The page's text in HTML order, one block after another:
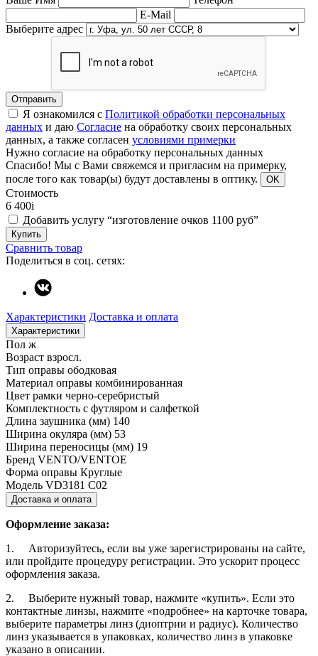
E-Mail
Выберите адрес
Отправить
Я ознакомился с Политикой обработки персональных
данных и даю Согласие на обработку своих персональных
данных, а также согласен условиями примерки
Нужно согласие на обработку персональных данных
Спасибо! Мы с Вами свяжемся и пригласим на примерку,
после того как товар(ы) будут доставлены в оптику.
OK
Стоимость
6 400i
Добавить услугу “изготовление очков 1100 руб”
Купить
Сравнить товар
Поделиться в соц. сетях:
Характеристики Доставка и оплата
Характеристики
Пол ж
Возраст взросл.
Тип оправы ободковая
Материал оправы комбинированная
Цвет рамки черно-серебристый
Комплектность с футляром и салфеткой
Длина заушника (мм) 140
Ширина окуляра (мм) 53
Ширина переносицы (мм) 19
Бренд VENTO/VENTOE
Форма оправы Круглые
Модель VD3181 C02
Доставка и оплата
Оформление заказа:
1. Авторизуйтесь, если вы уже зарегистрированы на сайте,
или пройдите процедуру регистрации. Это ускорит процесс
оформления заказа.
2. Выберите нужный товар, нажмите «купить». Если это
контактные линзы, нажмите «подробнее» на карточке товара,
выберите параметры линз (диоптрии и радиус). Количество
линз указывается в упаковках, количество линз в упаковке
указано в описании.